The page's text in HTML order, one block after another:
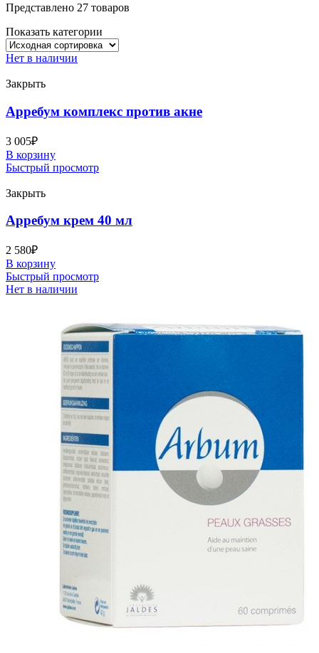
Представлено 27 товаров
Показать категории
Нет в наличии
Закрыть
Арребум комплекс против акне
3 005₽
В корзину
Быстрый просмотр
Закрыть
Арребум крем 40 мл
2 580₽
В корзину
Быстрый просмотр
Нет в наличии